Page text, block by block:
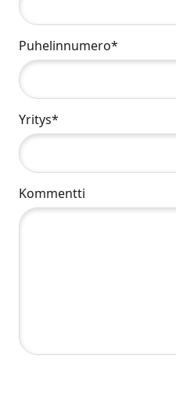
Puhelinnumero*
Yritys*
Kommentti